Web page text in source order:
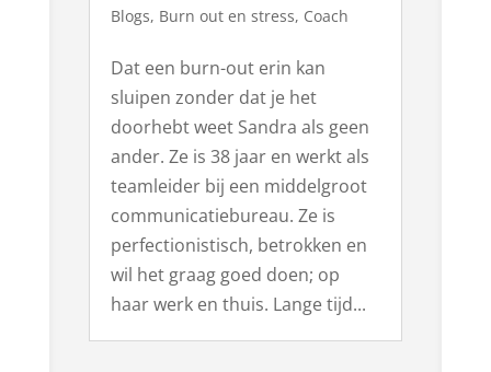
Blogs, Burn out en stress, Coach
Dat een burn-out erin kan
sluipen zonder dat je het
doorhebt weet Sandra als geen
ander. Ze is 38 jaar en werkt als
teamleider bij een middelgroot
communicatiebureau. Ze is
perfectionistisch, betrokken en
wil het graag goed doen; op
haar werk en thuis. Lange tijd...